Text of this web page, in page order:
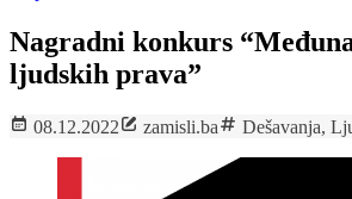
Nagradni konkurs
ljudskih prava”
08.12.2022 zamisli.ba Dešavanja,